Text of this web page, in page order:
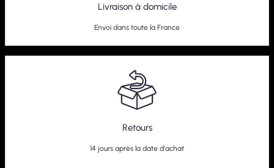
Livraison à domicile
Envoi dans toute la France
Retours
14 jours après la date d'achat